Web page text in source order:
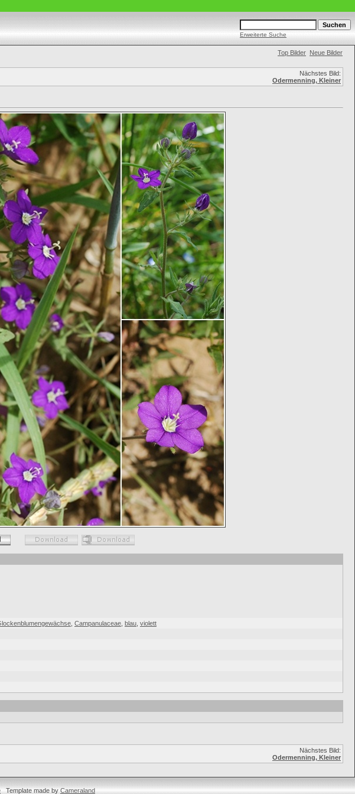
Erweiterte Suche
Top Bilder Neue Bilder
Nächstes Bild:
Odermenning, Kleiner
Campanulaceae blau violett
Nächstes Bild:
Odermenning, Kleiner
Template made byCameraland